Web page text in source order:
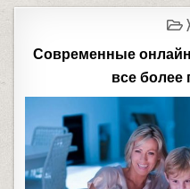
Современные
все